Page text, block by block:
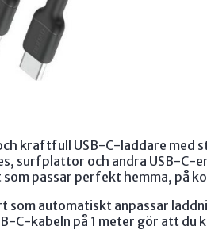
kraftfull USB-C-laddare
surfplattor och andra USB-
passar perfekt hemma, på
som automatiskt anpassar
C-kabeln på 1 meter gör att